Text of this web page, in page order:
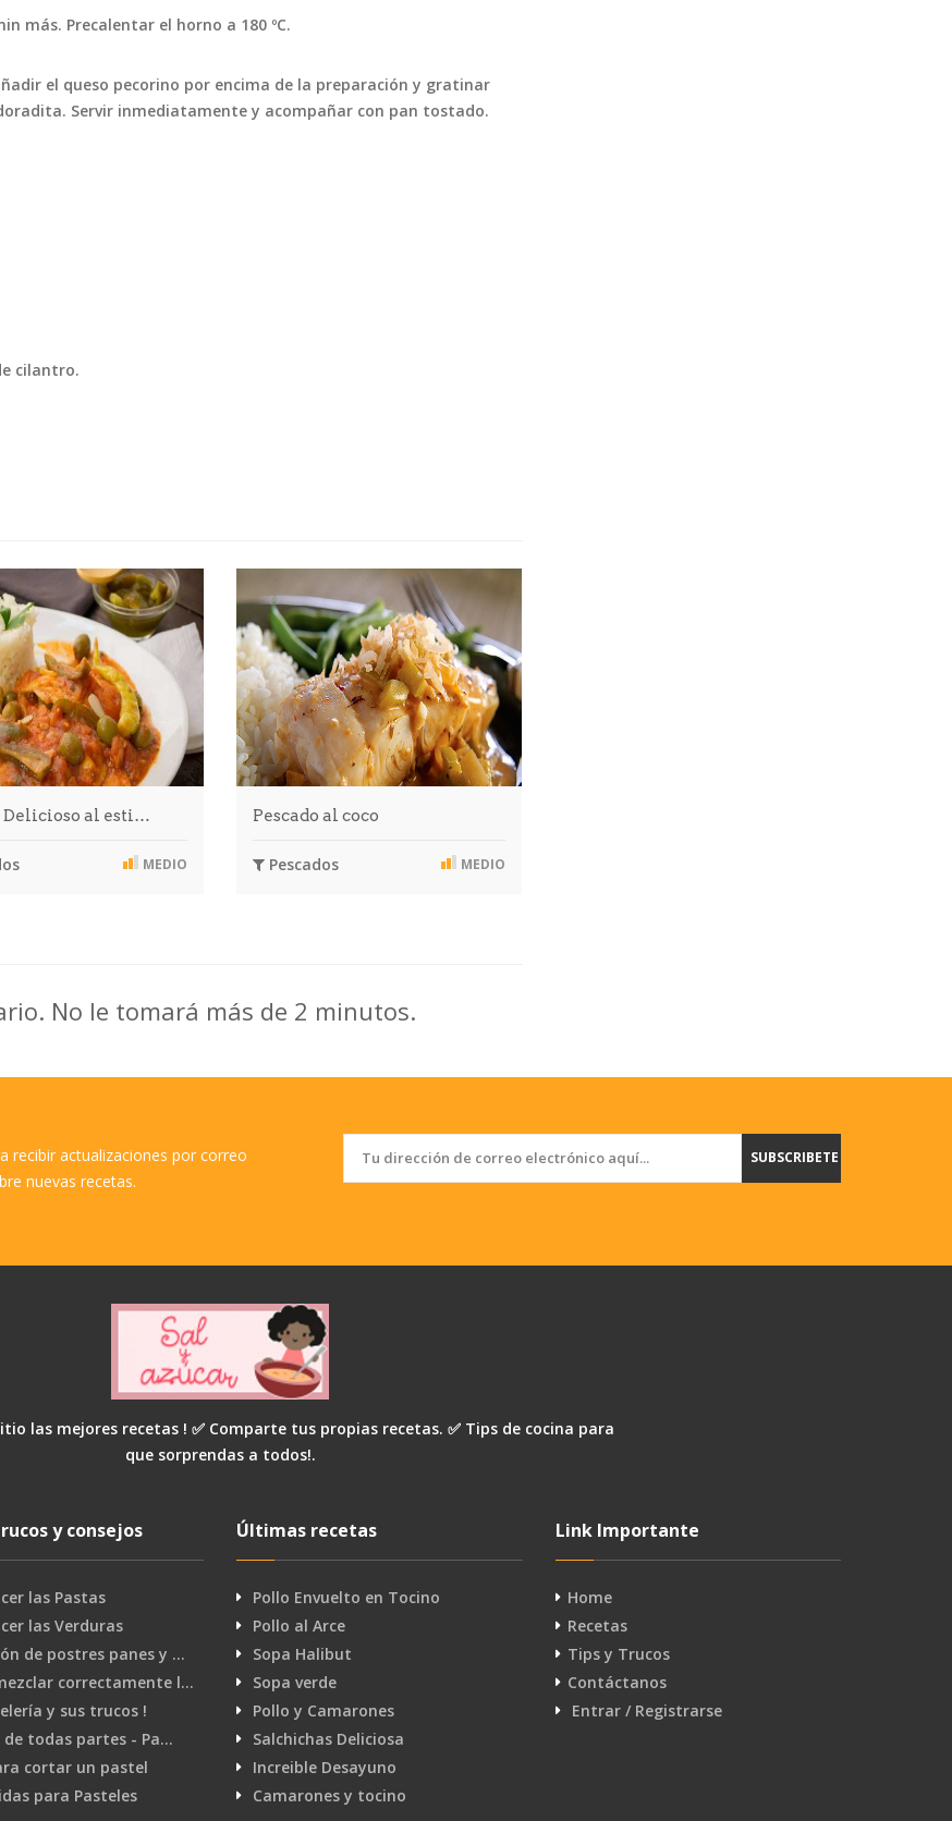
más. Precalentar el horno a 180 ºC.
el queso pecorino por encima de la preparación y gratinar
Servir inmediatamente y acompañar con pan tostado.
cilantro.
Delicioso al esti…
MEDIO
Pescado al coco
Pescados MEDIO
No le tomará más de 2 minutos.
recibir actualizaciones por correo
nuevas recetas.
SUBSCRIBETE
las mejores recetas ! ✅ Comparte tus propias recetas. ✅ Tips de cocina para
que sorprendas a todos!.
y consejos
las Pastas
las Verduras
de postres panes y …
correctamente l…
y sus trucos !
de todas partes - Pa…
cortar un pastel
para Pasteles
Últimas recetas
Pollo Envuelto en Tocino
Pollo al Arce
Sopa Halibut
Sopa verde
Pollo y Camarones
Salchichas Deliciosa
Increible Desayuno
Camarones y tocino
Link Importante
Home
Recetas
Tips y Trucos
Contáctanos
Entrar / Registrarse